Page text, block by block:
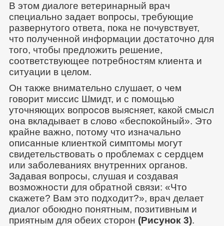
В этом диалоге ветеринарный врач
специально задает вопросы, требующие
развернутого ответа, пока не почувствует,
что полученной информации достаточно для
того, чтобы предложить решение,
соответствующее потребностям клиента и
ситуации в целом.
Он также внимательно слушает, о чем
говорит миссис Шмидт, и с помощью
уточняющих вопросов выясняет, какой смысл
она вкладывает в слово «беспокойный». Это
крайне важно, потому что изначально
описанные клиенткой симптомы могут
свидетельствовать о проблемах с сердцем
или заболеваниях внутренних органов.
Задавая вопросы, слушая и создавая
возможности для обратной связи: «Что
скажете? Вам это подходит?», врач делает
диалог обоюдно понятным, позитивным и
приятным для обеих сторон (Рисунок 3).